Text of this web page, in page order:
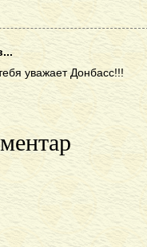
уважает Донбасс!!!